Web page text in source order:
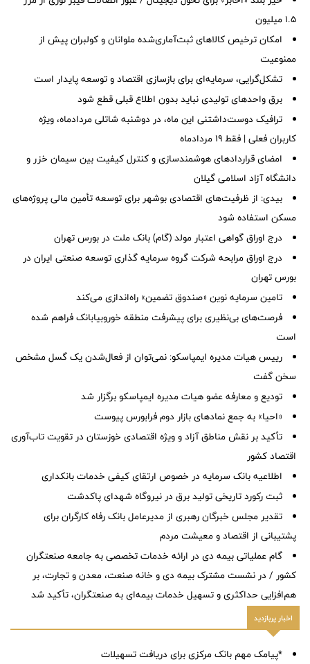
۱.۵ میلیون
امکان ترخیص کالاهای ثبت‌آماری‌شده ملوانان و کولبران پیش از
ممنوعیت
تشکل‌گرایی، سرمایه‌ای برای بازسازی اقتصاد و توسعه پایدار است
برق واحدهای تولیدی نباید بدون اطلاع قبلی قطع شود
ترافیک دوست‌داشتنی این ماه، در دوشنبه شاتلی مردادماه، ویژه
کاربران فعلی | فقط ۱۹ مردادماه
امضای قراردادهای هوشمندسازی و کنترل کیفیت بین سیمان خزر و
دانشگاه آزاد اسلامی گیلان
بیدی: از ظرفیت‌های اقتصادی بوشهر برای توسعه تأمین مالی پروژه‌های
مسکن استفاده شود
درج اوراق گواهی اعتبار مولد (گام) بانک ملت در بورس تهران
درج اوراق مرابحه شرکت گروه سرمایه گذاری توسعه صنعتی ایران در
بورس تهران
تامین سرمایه نوین «صندوق تضمین» راه‌اندازی می‌کند
فرصت‌های بی‌نظیری برای پیشرفت منطقه خوروبیابانک فراهم شده
است
رییس هیات مدیره ایمپاسکو: نمی‌توان از فعال‌شدن یک گسل مشخص
سخن گفت
تودیع و معارفه عضو هیات مدیره ایمپاسکو برگزار شد
«احیا» به جمع نمادهای بازار دوم فرابورس پیوست
تأکید بر نقش مناطق آزاد و ویژه اقتصادی خوزستان در تقویت تاب‌آوری
اقتصاد کشور
اطلاعیه بانک سرمایه در خصوص ارتقای کیفی خدمات بانکداری
ثبت رکورد تاریخی تولید برق در نیروگاه شهدای پاکدشت
تقدیر مجلس خبرگان رهبری از مدیرعامل بانک رفاه کارگران برای
پشتیبانی از اقتصاد و معیشت مردم
گام عملیاتی بیمه دی در ارائه خدمات تخصصی به جامعه صنعتگران
کشور / در نشست مشترک بیمه دی و خانه صنعت، معدن و تجارت، بر
هم‌افزایی حداکثری و تسهیل خدمات بیمه‌ای به صنعتگران، تأکید شد
اخبار پربازدید
*پیامک مهم بانک مرکزی برای دریافت تسهیلات